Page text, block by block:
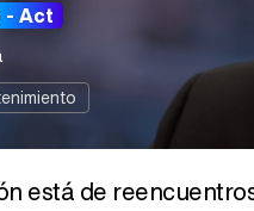
- Act
está de